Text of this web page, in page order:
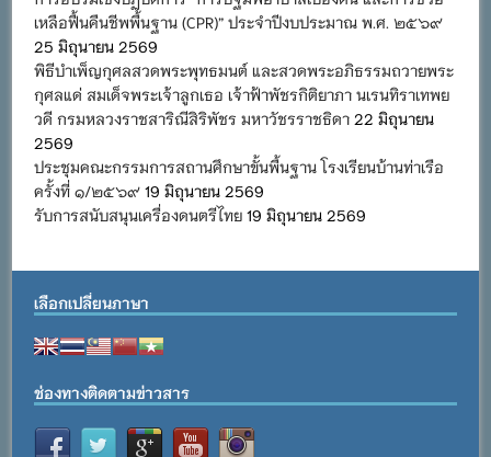
เหลือฟื้นคืนชีพพื้นฐาน (CPR)” ประจำปีงบประมาณ พ.ศ. ๒๕๖๙
25 มิถุนายน 2569
พิธีบำเพ็ญกุศลสวดพระพุทธมนต์ และสวดพระอภิธรรมถวายพระ
กุศลแด่ สมเด็จพระเจ้าลูกเธอ เจ้าฟ้าพัชรกิติยาภา นเรนทิราเทพย
วดี กรมหลวงราชสาริณีสิริพัชร มหาวัชรราชธิดา 22 มิถุนายน
2569
ประชุมคณะกรรมการสถานศึกษาขั้นพื้นฐาน โรงเรียนบ้านท่าเรือ
ครั้งที่ ๑/๒๕๖๙ 19 มิถุนายน 2569
รับการสนับสนุนเครื่องดนตรีไทย 19 มิถุนายน 2569
เลือกเปลี่ยนภาษา
ช่องทางติดตามข่าวสาร